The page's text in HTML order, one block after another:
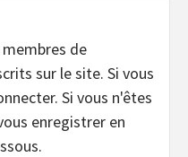
de
sur le site. Si vous
Si vous n'êtes
enregistrer en